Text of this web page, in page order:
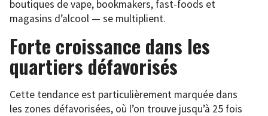
boutiques de vape, bookmakers, fast-foods et
magasins d’alcool — se multiplient.
Forte croissance dans les
quartiers défavorisés
Cette tendance est particulièrement marquée dans
les zones défavorisées, où l’on trouve jusqu’à 25 fois